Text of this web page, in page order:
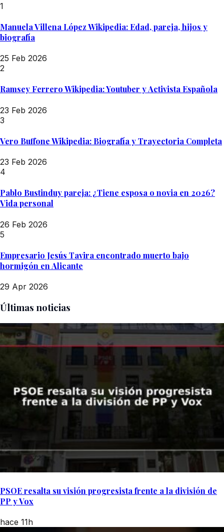
1
Manuela Villena López Wikipedia: Edad, pareja, hijos y
biografía
25 Feb 2026
2
Ramsey Ferrero Wikipedia: Youtuber y Activista Española
23 Feb 2026
3
Vero Buffone Wikipedia: Biografía y Trayectoria Completa
23 Feb 2026
4
Pablo Bustinduy pareja: ¿Tiene esposa o novia en 2026?
Vida personal
26 Feb 2026
5
Empresario Jesús Tavira encontrado muerto bajo
hormigón en Alicante
29 Apr 2026
Últimas noticias
PSOE resalta su visión progresista frente a la división de
PP y Vox
hace 11h